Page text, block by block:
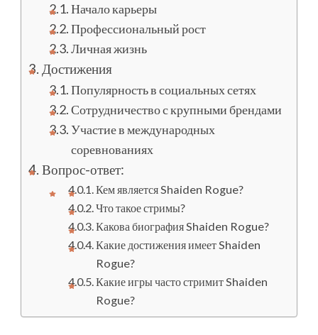
Начало карьеры
Профессиональный рост
Личная жизнь
Достижения
Популярность в социальных сетях
Сотрудничество с крупными брендами
Участие в международных
соревнованиях
Вопрос-ответ:
Кем является Shaiden Rogue?
Что такое стримы?
Какова биография Shaiden Rogue?
Какие достижения имеет Shaiden
Rogue?
Какие игры часто стримит Shaiden
Rogue?